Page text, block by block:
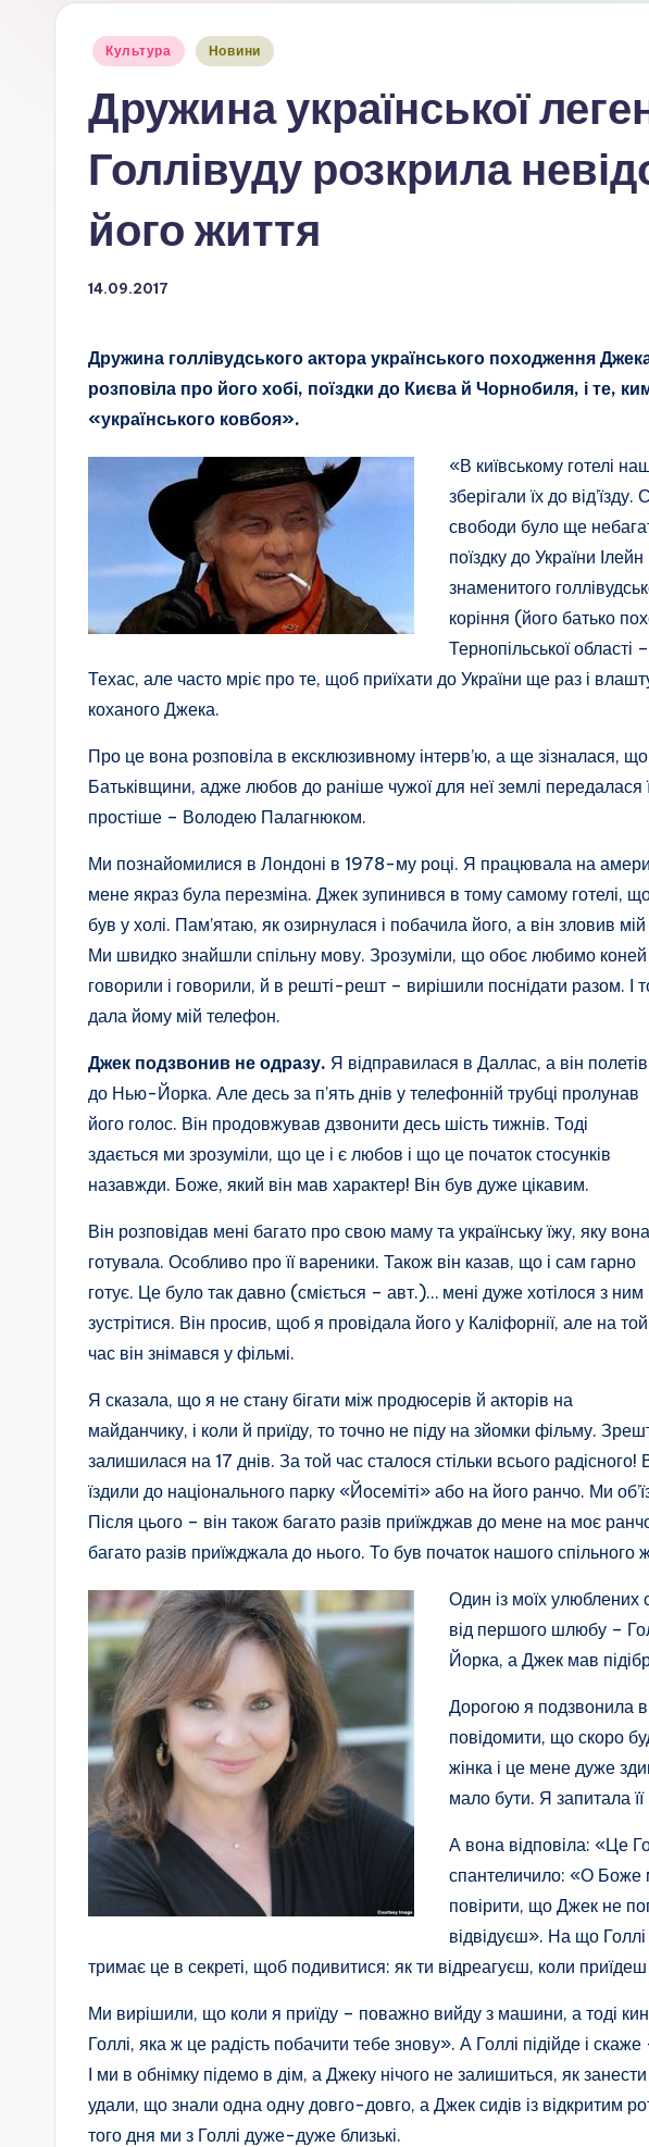
Опубліковано
Культура Новини
Дружина української
Голлівуду розкрила
його життя
14.09.2017
Дружина голлівудського актора українського походження
розповіла про його хобі, поїздки до Києва й Чорнобиля, і те,
«українського ковбоя».
«В київському готелі
зберігали їх до
свободи було ще
поїздку до України
знаменитого
коріння (його батько
Тернопільської
Техас, але часто мріє про те, щоб приїхати до України ще раз і
коханого Джека.
Про це вона розповіла в ексклюзивному інтерв’ю, а ще зізналася,
Батьківщини, адже любов до раніше чужої для неї землі передалася
простіше – Володею Палагнюком.
Ми познайомилися в Лондоні в 1978-му році. Я працювала на
мене якраз була перезміна. Джек зупинився в тому самому готелі,
був у холі. Пам’ятаю, як озирнулася і побачила його, а він зловив
Ми швидко знайшли спільну мову. Зрозуміли, що обоє любимо
говорили і говорили, й в решті-решт – вирішили поснідати разом. І
дала йому мій телефон.
Джек подзвонив не одразу. Я відправилася в Даллас, а він полетів
до Нью-Йорка. Але десь за п’ять днів у телефонній трубці пролунав
його голос. Він продовжував дзвонити десь шість тижнів. Тоді
здається ми зрозуміли, що це і є любов і що це початок стосунків
назавжди. Боже, який він мав характер! Він був дуже цікавим.
Він розповідав мені багато про свою маму та українську їжу, яку вона
готувала. Особливо про її вареники. Також він казав, що і сам гарно
готує. Це було так давно (сміється – авт.)… мені дуже хотілося з ним
зустрітися. Він просив, щоб я провідала його у Каліфорнії, але на той
час він знімався у фільмі.
Я сказала, що я не стану бігати між продюсерів й акторів на
майданчику, і коли й приїду, то точно не піду на зйомки фільму.
залишилася на 17 днів. За той час сталося стільки всього
їздили до національного парку «Йосеміті» або на його ранчо. Ми
Після цього – він також багато разів приїжджав до мене на моє
багато разів приїжджала до нього. То був початок нашого спільного
Один із моїх улюблених
від першого шлюбу –
Йорка, а Джек мав
Дорогою я подзвонила в
повідомити, що скоро
жінка і це мене дуже
мало бути. Я запитала
А вона відповіла: «Це
спантеличило: «О Боже
повірити, що Джек не
відвідуєш». На що
тримає це в секреті, щоб подивитися: як ти відреагуєш, коли
Ми вирішили, що коли я приїду – поважно вийду з машини, а тоді
Голлі, яка ж це радість побачити тебе знову». А Голлі підійде і
І ми в обнімку підемо в дім, а Джеку нічого не залишиться, як
удали, що знали одна одну довго-довго, а Джек сидів із відкритим
того дня ми з Голлі дуже-дуже близькі.